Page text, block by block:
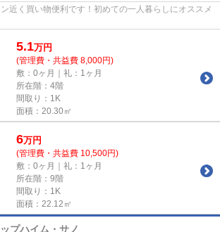
近く買い物便利です！初めての一人暮らしにオススメ
5.1万円
(管理費・共益費 8,000円)
敷：0ヶ月｜礼：1ヶ月
所在階：4階
間取り：1K
面積：20.30㎡
6万円
(管理費・共益費 10,500円)
敷：0ヶ月｜礼：1ヶ月
所在階：9階
間取り：1K
面積：22.12㎡
ップハイム・サノ